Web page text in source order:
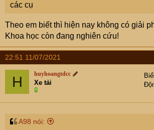
các cụ
Theo em biết thì hiện nay không có giải
Khoa học còn đang nghiên cứu!
22:51 11/07/2021
H huyhoangtdcc
Xe tải
A98 nói: